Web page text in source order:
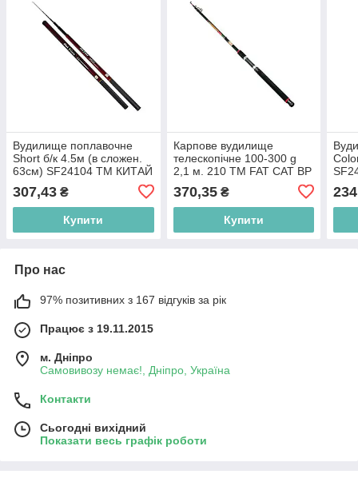
Вудилище поплавочне
Short б/к 4.5м (в сложен.
63см) SF24104 ТМ КИТАЙ
307,43 ₴
Купити
Карпове вудилище
телескопічне 100-300 g
2,1 м. 210 ТМ FAT CAT BP
370,35₴
Купити
Про нас
97% позитивних з 167 відгуків за рік
Працює з 19.11.2015
м. Дніпро
Самовивозу немає!, Дніпро, Україна
Контакти
Сьогодні вихідний
Показати весь графік роботи